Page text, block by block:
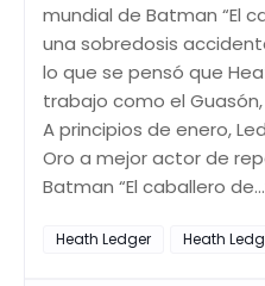
mundial de Batman “El
una sobredosis
lo que se pensó que
trabajo como el
A principios de enero,
Oro a mejor actor de
Batman “El caballero
Heath Ledger Heath